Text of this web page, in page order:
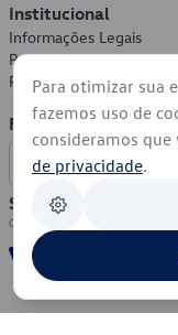
Institucional
Informações Legais
Política de Privacidade
Política de Cookies
Formas de
Segurança
Para otimizar sua
fazemos uso de
consideramos que
de privacidade.